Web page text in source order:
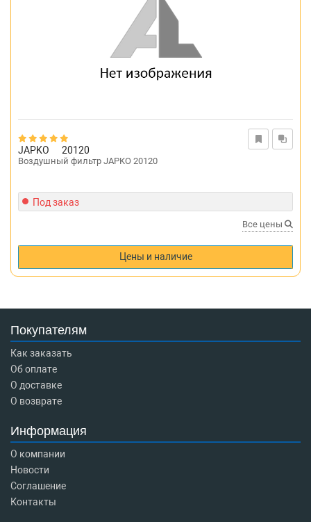
JAPKO 20120
Воздушный фильтр JAPKO 20120
Под заказ
Все цены
Цены и наличие
Покупателям
Как заказать
Об оплате
О доставке
О возврате
Информация
О компании
Новости
Соглашение
Контакты